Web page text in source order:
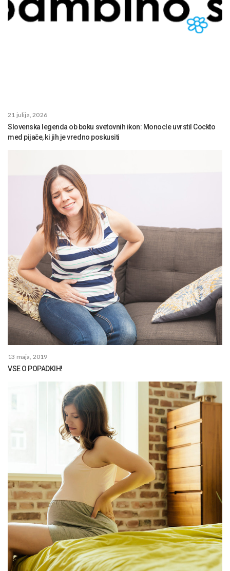
21 julija, 2026
Slovenska legenda ob boku svetovnih ikon: Monocle uvrstil Cockto
med pijače, ki jih je vredno poskusiti
13 maja, 2019
VSE O POPADKIH!